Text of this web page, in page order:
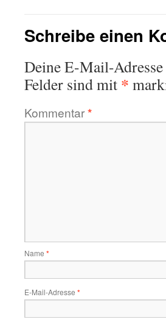
Schreibe einen
Deine E-Mail-
Felder sind mit *
Kommentar*
Name *
E-Mail-Adresse *